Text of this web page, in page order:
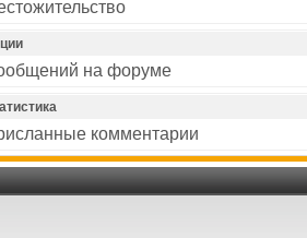
на форуме
комментарии